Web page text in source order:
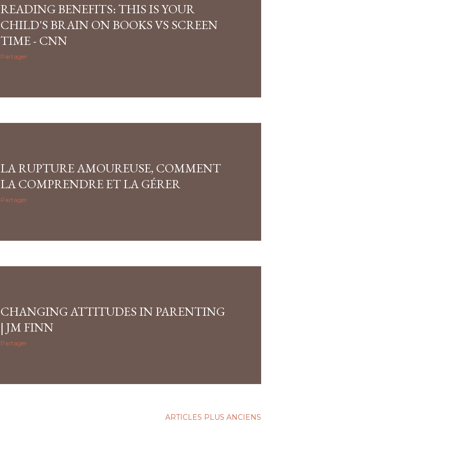
READING BENEFITS: THIS IS YOUR
CHILD'S BRAIN ON BOOKS VS SCREEN
TIME - CNN
Partager
LA RUPTURE AMOUREUSE, COMMENT
LA COMPRENDRE ET LA GÉRER
Partager
CHANGING ATTITUDES IN PARENTING
| JM FINN
Partager
ARTICLES PLUS ANCIENS